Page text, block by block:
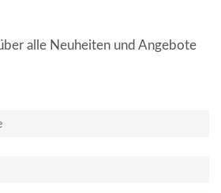
alle Neuheiten und Angebote